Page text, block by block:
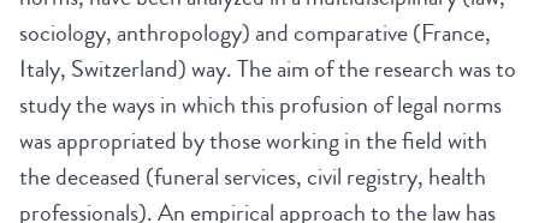
sociology, anthropology) and comparative (France,
Italy, Switzerland) way. The aim of the research was to
study the ways in which this profusion of legal norms
was appropriated by those working in the field with
the deceased (funeral services, civil registry, health
professionals). An empirical approach to the law has